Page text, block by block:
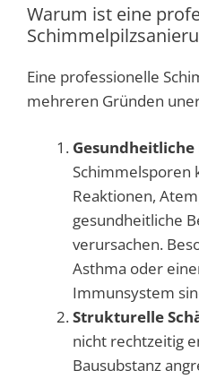
Warum ist eine
Eine professionelle
mehreren Gründen
Gesundheitliche
Schimmelsporen
Reaktionen,
gesundheitliche
verursachen.
Asthma oder
Immunsystem
Strukturelle
nicht rechtzeitig
Bausubstanz